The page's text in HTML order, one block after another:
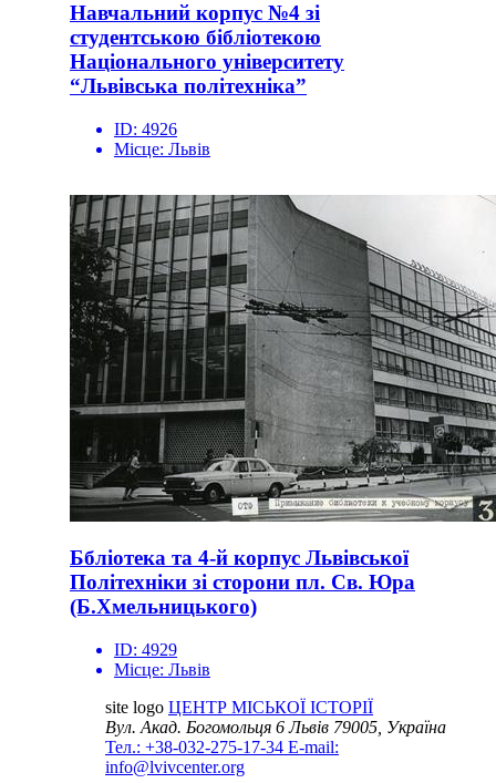
Навчальний корпус №4 зі
студентською бібліотекою
Національного університету
“Львівська політехніка”
ID: 4926
Місце: Львів
Ббліотека та 4-й корпус Львівської
Політехніки зі сторони пл. Св. Юра
(Б.Хмельницького)
ID: 4929
Місце: Львів
site logo ЦЕНТР МІСЬКОЇ ІСТОРІЇ
Вул. Акад. Богомольця 6Львів 79005, Україна
Тел.: +38-032-275-17-34 E-mail:
info@lvivcenter.org